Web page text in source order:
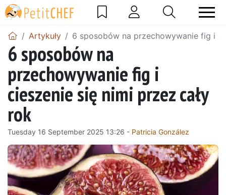
Artykuły 6 sposobów na przechowywanie fig i
6 sposobów na
przechowywanie fig i
cieszenie się nimi przez cały
rok
Tuesday 16 September 2025 13:26 - Patricia González